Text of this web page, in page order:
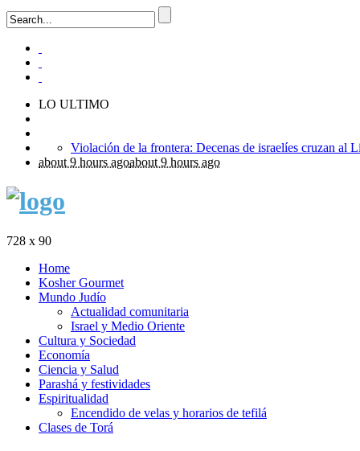
LO ULTIMO
about 9 hours agoabout 9 hours ago
728 x 90
Home
Kosher Gourmet
Mundo Judío
Actualidad comunitaria
Israel y Medio Oriente
Cultura y Sociedad
Economía
Ciencia y Salud
Parashá y festividades
Espiritualidad
Encendido de velas y horarios de tefilá
Clases de Torá